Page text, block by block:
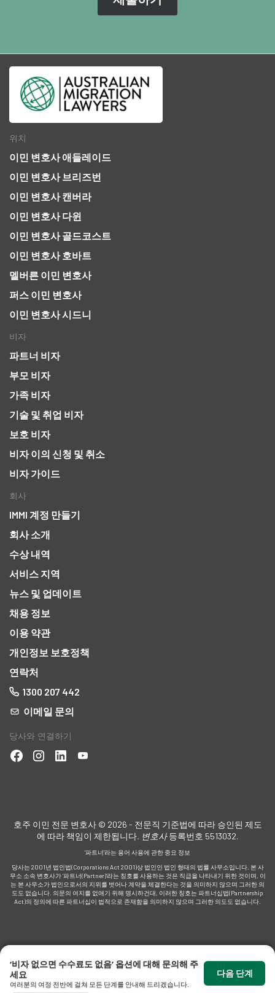
위치
이민 변호사 애들레이드
이민 변호사 브리즈번
이민 변호사 캔버라
이민 변호사 다윈
이민 변호사 골드코스트
이민 변호사 호바트
멜버른 이민 변호사
퍼스 이민 변호사
이민 변호사 시드니
비자
파트너 비자
부모 비자
가족 비자
기술 및 취업 비자
보호 비자
비자 이의 신청 및 취소
비자 가이드
회사
IMMI 계정 만들기
회사 소개
수상 내역
서비스 지역
뉴스 및 업데이트
채용 정보
이용 약관
개인정보 보호정책
연락처
1300 207 442
이메일 문의
당사와 연결하기
호주 이민 전문 변호사 © 2026 - 전문직 기준법에 따라 승인된 제도
에 따라 책임이 제한됩니다. 변호사등록번호 5513032.
'파트너'라는 용어 사용에 관한 중요 정보
당사는 2001년 법인법(Corporations Act 2001)상 법인인 법인 형태의 법률 사무소입니다. 본 사
무소 소속 변호사가 ‘파트너(Partner)’라는 칭호를 사용하는 것은 직급을 나타내기 위한 것이며, 이
는 본 사무소가 법인으로서의 지위를 벗어나 계약을 체결한다는 것을 의미하지 않으며 그러한 의
도도 없습니다. 의문의 여지를 없애기 위해 명시하건대, 이러한 칭호는 파트너십법(Partnership
Act)의 정의에 따른 파트너십이 법적으로 존재함을 의미하지 않으며 그러한 의도도 없습니다.
‘비자 없으면 수수료도 없음’ 옵션에 대해 문의해 주
세요
여러분의 여정 전반에 걸쳐 모든 단계를 안내해 드리겠습니다.
다음 단계